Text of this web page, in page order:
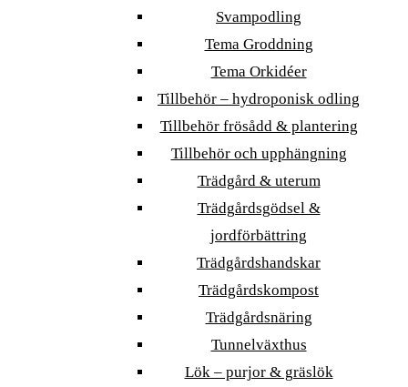
Svampodling
Tema Groddning
Tema Orkidéer
Tillbehör – hydroponisk odling
Tillbehör frösådd & plantering
Tillbehör och upphängning
Trädgård & uterum
Trädgårdsgödsel &
jordförbättring
Trädgårdshandskar
Trädgårdskompost
Trädgårdsnäring
Tunnelväxthus
Lök – purjor & gräslök